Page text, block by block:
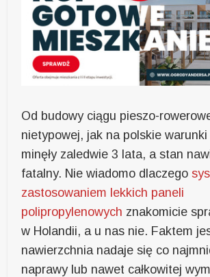
Od budowy ciągu pieszo-
nietypowej, jak na polskie
minęły zaledwie 3 lata, a stan
fatalny. Nie wiadomo dlaczego
zastosowaniem lekkich paneli
polipropylenowych znakomicie
w Holandii, a u nas nie. Faktem
nawierzchnia nadaje się co
naprawy lub nawet całkowitej